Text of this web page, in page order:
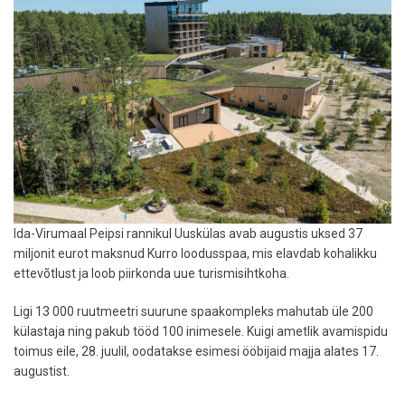
pehmes
voodis
Ida-Virumaal Peipsi rannikul Uuskülas avab augustis uksed 37
miljonit eurot maksnud Kurro loodusspaa, mis elavdab kohalikku
ettevõtlust ja loob piirkonda uue turismisihtkoha.
Ligi 13 000 ruutmeetri suurune spaakompleks mahutab üle 200
külastaja ning pakub tööd 100 inimesele. Kuigi ametlik avamispidu
toimus eile, 28. juulil, oodatakse esimesi ööbijaid majja alates 17.
augustist.